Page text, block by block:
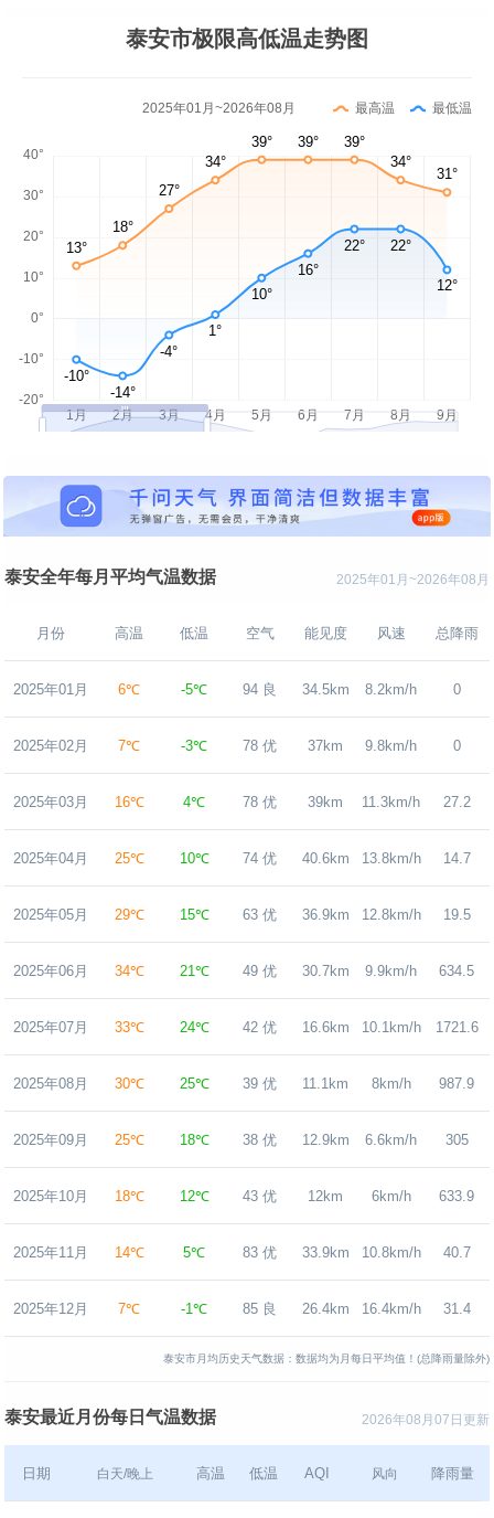
泰安市极限高低温走势图
2025年01月~2026年08月 最高温 最低温
2025年01月~2026年08月
泰安全年每月平均气温数据
月份 高温 低温 空气 能见度 风速 总降雨
2025年01月 6℃ -5℃ 94 良 34.5km 8.2km/h 0
2025年02月 7℃ -3℃ 78 优 37km 9.8km/h 0
2025年03月 16℃ 4℃ 78 优 39km 11.3km/h 27.2
2025年04月 25℃ 10℃ 74 优 40.6km 13.8km/h 14.7
2025年05月 29℃ 15℃ 63 优 36.9km 12.8km/h 19.5
2025年06月 34℃ 21℃ 49 优 30.7km 9.9km/h 634.5
2025年07月 33℃ 24℃ 42 优 16.6km 10.1km/h 1721.6
2025年08月 30℃ 25℃ 39 优 11.1km 8km/h 987.9
2025年09月 25℃ 18℃ 38 优 12.9km 6.6km/h 305
2025年10月 18℃ 12℃ 43 优 12km 6km/h 633.9
2025年11月 14℃ 5℃ 83 优 33.9km 10.8km/h 40.7
2025年12月 7℃ -1℃ 85 良 26.4km 16.4km/h 31.4
泰安市月均历史天气数据：数据均为月每日平均值！(总降雨量除外)
2026年08月07日更新
泰安最近月份每日气温数据
日期 白天/晚上 高温 低温 AQI 风向 降雨量